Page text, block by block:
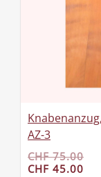
AZ-3
CHF 75.00
CHF 45.00